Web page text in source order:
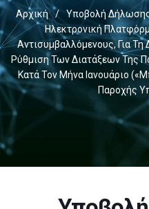
Αρχική /
Υποβολή
Ηλεκτρονική
Αντισυμβαλλόμενους, Για
Ρύθμιση Των Διατάξεων Της
Κατά Τον Μήνα Ιανουάριο
Παροχής